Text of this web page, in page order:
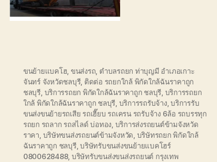
ขนย้ายแบคโฮ, ขนส่งรถ, ตำบลรถยก ท่าบุญมี อำเภอเกาะ
จันทร์ จังหวัดชลบุรี, ติดต่อ รถยกใกล้ พิกัดใกล้ฉันราคาถูก
ชลบุรี, บริการรถยก พิกัดใกล้ฉันราคาถูก ชลบุรี, บริการรถยก
ใกล้ พิกัดใกล้ฉันราคาถูก ชลบุรี, บริการรถรับจ้าง,บริการรับ
ขนส่งขนย้ายรถเสีย รถเฮี๊ยบ รถเครน รถรับจ้าง 6ล้อ รถบรรทุก
รถยก รถลาก รถสไลด์ บ่อทอง, บริการส่งรถยนต์ข้ามจังหวัด
ราคา, บริษัทขนส่งรถยนต์ข้ามจังหวัด, บริษัทรถยก พิกัดใกล้
ฉันราคาถูก ชลบุรี,บริษัทรับขนส่งขนย้ายแบคโฮร์
0800628488, บริษัทรับขนส่งขนส่งรถยนต์ กรุงเทพ